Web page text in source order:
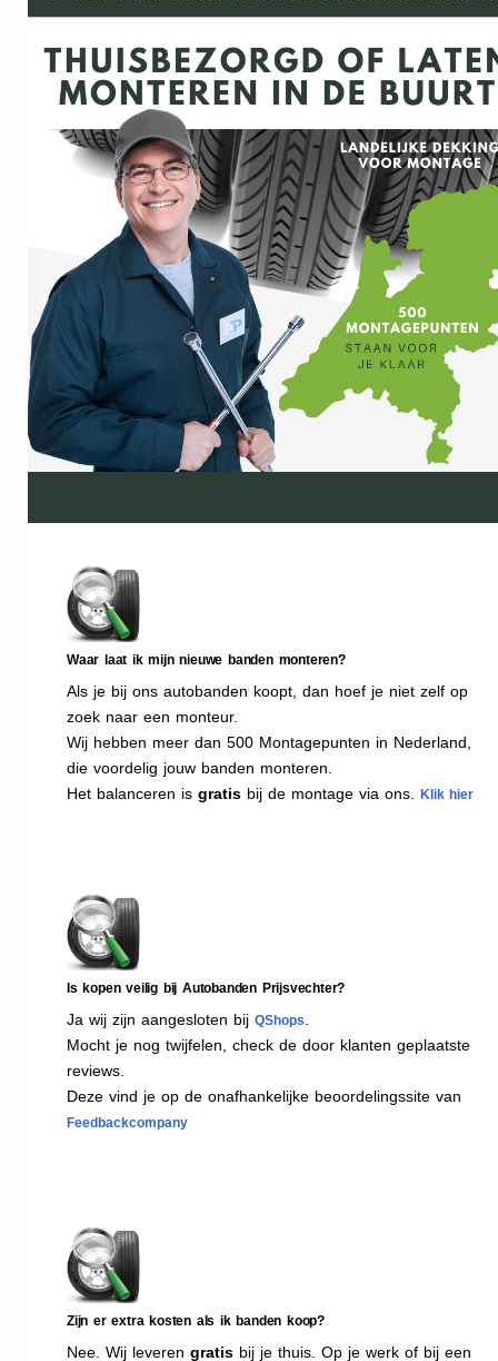
Waar laat ik mijn nieuwe banden monteren?
Als je bij ons autobanden koopt, dan hoef je niet zelf op
zoek naar een monteur.
Wij hebben meer dan 500 Montagepunten in Nederland,
die voordelig jouw banden monteren.
Het balanceren is gratis bij de montage via ons. Klik hier
Is kopen veilig bij Autobanden Prijsvechter?
Ja wij zijn aangesloten bij QShops
Mocht je nog twijfelen, check de door klanten geplaatste
reviews.
Deze vind je op de onafhankelijke beoordelingssite van
Feedbackcompany
Zijn er extra kosten als ik banden koop?
Nee. Wij leveren gratis bij je thuis. Op je werk of bij een